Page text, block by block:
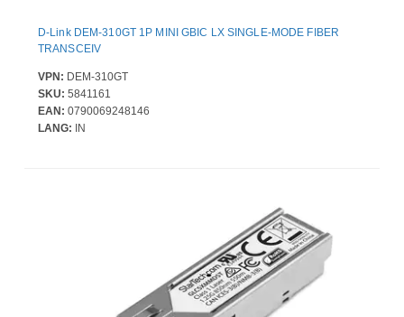
D-Link DEM-310GT 1P MINI GBIC LX SINGLE-MODE FIBER
TRANSCEIV
VPN: DEM-310GT
SKU: 5841161
EAN: 0790069248146
LANG: IN